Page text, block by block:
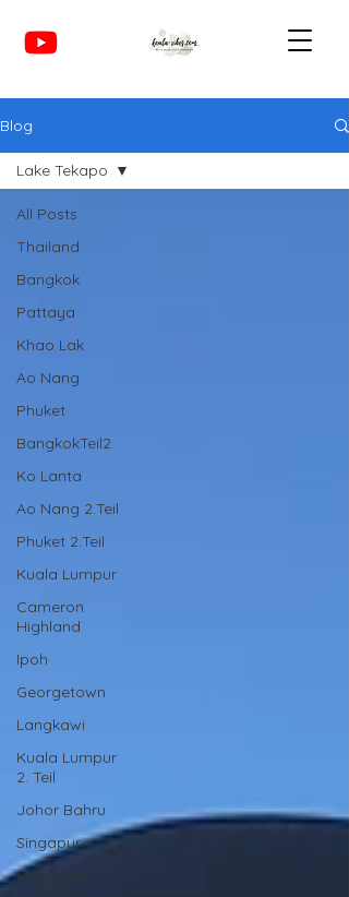
Blog
All Posts
Thailand
Bangkok
Pattaya
Khao Lak
Ao Nang
Phuket
BangkokTeil2
Ko Lanta
Ao Nang 2.Teil
Phuket 2.Teil
Kuala Lumpur
Cameron
Highland
Ipoh
Georgetown
Langkawi
Kuala Lumpur
2. Teil
Johor Bahru
Singapur
Melbourne
Lake Tekapo